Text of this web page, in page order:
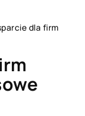
dla firm